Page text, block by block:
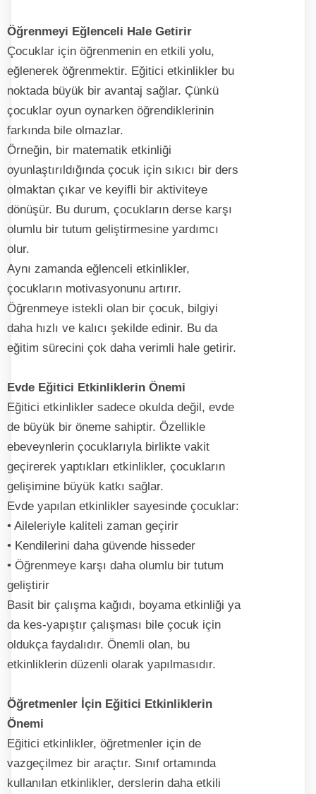
Öğrenmeyi Eğlenceli Hale Getirir
Çocuklar için öğrenmenin en etkili yolu,
eğlenerek öğrenmektir. Eğitici etkinlikler bu
noktada büyük bir avantaj sağlar. Çünkü
çocuklar oyun oynarken öğrendiklerinin
farkında bile olmazlar.
Örneğin, bir matematik etkinliği
oyunlaştırıldığında çocuk için sıkıcı bir ders
olmaktan çıkar ve keyifli bir aktiviteye
dönüşür. Bu durum, çocukların derse karşı
olumlu bir tutum geliştirmesine yardımcı
olur.
Aynı zamanda eğlenceli etkinlikler,
çocukların motivasyonunu artırır.
Öğrenmeye istekli olan bir çocuk, bilgiyi
daha hızlı ve kalıcı şekilde edinir. Bu da
eğitim sürecini çok daha verimli hale getirir.
Evde Eğitici Etkinliklerin Önemi
Eğitici etkinlikler sadece okulda değil, evde
de büyük bir öneme sahiptir. Özellikle
ebeveynlerin çocuklarıyla birlikte vakit
geçirerek yaptıkları etkinlikler, çocukların
gelişimine büyük katkı sağlar.
Evde yapılan etkinlikler sayesinde çocuklar:
• Aileleriyle kaliteli zaman geçirir
• Kendilerini daha güvende hisseder
• Öğrenmeye karşı daha olumlu bir tutum
geliştirir
Basit bir çalışma kağıdı, boyama etkinliği ya
da kes-yapıştır çalışması bile çocuk için
oldukça faydalıdır. Önemli olan, bu
etkinliklerin düzenli olarak yapılmasıdır.
Öğretmenler İçin Eğitici Etkinliklerin
Önemi
Eğitici etkinlikler, öğretmenler için de
vazgeçilmez bir araçtır. Sınıf ortamında
kullanılan etkinlikler, derslerin daha etkili